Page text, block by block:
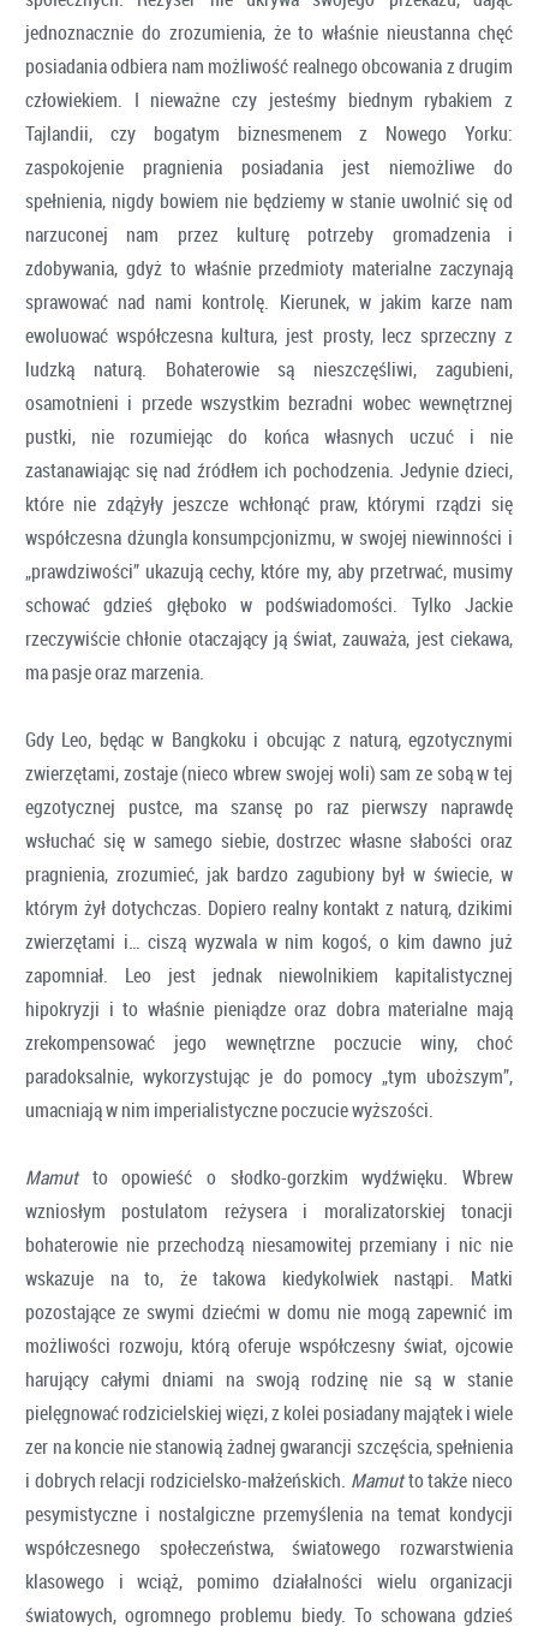
jednoznacznie do zrozumienia, że to właśnie nieustanna chęć
posiadania odbiera nam możliwość realnego obcowania z drugim
człowiekiem. I nieważne czy jesteśmy biednym rybakiem z
Tajlandii, czy bogatym biznesmenem z Nowego Yorku:
zaspokojenie pragnienia posiadania jest niemożliwe do
spełnienia, nigdy bowiem nie będziemy w stanie uwolnić się od
narzuconej nam przez kulturę potrzeby gromadzenia i
zdobywania, gdyż to właśnie przedmioty materialne zaczynają
sprawować nad nami kontrolę. Kierunek, w jakim karze nam
ewoluować współczesna kultura, jest prosty, lecz sprzeczny z
ludzką naturą. Bohaterowie są nieszczęśliwi, zagubieni,
osamotnieni i przede wszystkim bezradni wobec wewnętrznej
pustki, nie rozumiejąc do końca własnych uczuć i nie
zastanawiając się nad źródłem ich pochodzenia. Jedynie dzieci,
które nie zdążyły jeszcze wchłonąć praw, którymi rządzi się
współczesna dżungla konsumpcjonizmu, w swojej niewinności i
„prawdziwości” ukazują cechy, które my, aby przetrwać, musimy
schować gdzieś głęboko w podświadomości. Tylko Jackie
rzeczywiście chłonie otaczający ją świat, zauważa, jest ciekawa,
ma pasje oraz marzenia.
Gdy Leo, będąc w Bangkoku i obcując z naturą, egzotycznymi
zwierzętami, zostaje (nieco wbrew swojej woli) sam ze sobą w tej
egzotycznej pustce, ma szansę po raz pierwszy naprawdę
wsłuchać się w samego siebie, dostrzec własne słabości oraz
pragnienia, zrozumieć, jak bardzo zagubiony był w świecie, w
którym żył dotychczas. Dopiero realny kontakt z naturą, dzikimi
zwierzętami i… ciszą wyzwala w nim kogoś, o kim dawno już
zapomniał. Leo jest jednak niewolnikiem kapitalistycznej
hipokryzji i to właśnie pieniądze oraz dobra materialne mają
zrekompensować jego wewnętrzne poczucie winy, choć
paradoksalnie, wykorzystując je do pomocy „tym uboższym”,
umacniają w nim imperialistyczne poczucie wyższości.
Mamut to opowieść o słodko-gorzkim wydźwięku. Wbrew
wzniosłym postulatom reżysera i moralizatorskiej tonacji
bohaterowie nie przechodzą niesamowitej przemiany i nic nie
wskazuje na to, że takowa kiedykolwiek nastąpi. Matki
pozostające ze swymi dziećmi w domu nie mogą zapewnić im
możliwości rozwoju, którą oferuje współczesny świat, ojcowie
harujący całymi dniami na swoją rodzinę nie są w stanie
pielęgnować rodzicielskiej więzi, z kolei posiadany majątek i wiele
zer na koncie nie stanowią żadnej gwarancji szczęścia, spełnienia
i dobrych relacji rodzicielsko-małżeńskich. Mamutto także nieco
pesymistyczne i nostalgiczne przemyślenia na temat kondycji
współczesnego społeczeństwa, światowego rozwarstwienia
klasowego i wciąż, pomimo działalności wielu organizacji
światowych, ogromnego problemu biedy. To schowana gdzieś